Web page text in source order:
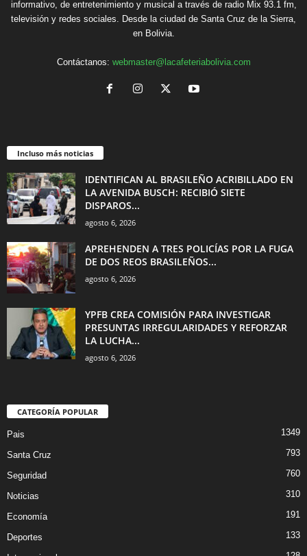
informativo, de entretenimiento y musical a través de radio Mix 93.1 fm,
televisión y redes sociales. Desde la ciudad de Santa Cruz de la Sierra,
en Bolivia.
Contáctanos: webmaster@lacafeteriabolivia.com
Incluso más noticias
IDENTIFICAN AL BRASILEÑO ACRIBILLADO EN
LA AVENIDA BUSCH: RECIBIÓ SIETE
DISPAROS...
agosto 6, 2026
APREHENDEN A TRES POLICÍAS POR LA FUGA
DE DOS REOS BRASILEÑOS...
agosto 6, 2026
YPFB CREA COMISIÓN PARA INVESTIGAR
PRESUNTAS IRREGULARIDADES Y REFORZAR
LA LUCHA...
agosto 6, 2026
CATEGORÍA POPULAR
Pais 1349
Santa Cruz 793
Seguridad 760
Noticias 310
Economía 191
Deportes 133